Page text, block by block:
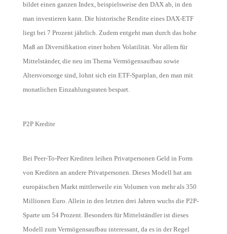
bildet einen ganzen Index, beispielsweise den DAX ab, in den
man investieren kann. Die historische Rendite eines DAX-ETF
liegt bei 7 Prozent jährlich. Zudem entgeht man durch das hohe
Maß an Diversifikation einer hohen Volatilität. Vor allem für
Mittelständer, die neu im Thema Vermögensaufbau sowie
Altersvorsorge sind, lohnt sich ein ETF-Sparplan, den man mit
monatlichen Einzahlungsraten bespart.
P2P Kredite
Bei Peer-To-Peer Krediten leihen Privatpersonen Geld in Form
von Krediten an andere Privatpersonen. Dieses Modell hat am
europäischen Markt mittlerweile ein Volumen von mehr als 350
Millionen Euro. Allein in den letzten drei Jahren wuchs die P2P-
Sparte um 54 Prozent. Besonders für Mittelständler ist dieses
Modell zum Vermögensaufbau interessant, da es in der Regel